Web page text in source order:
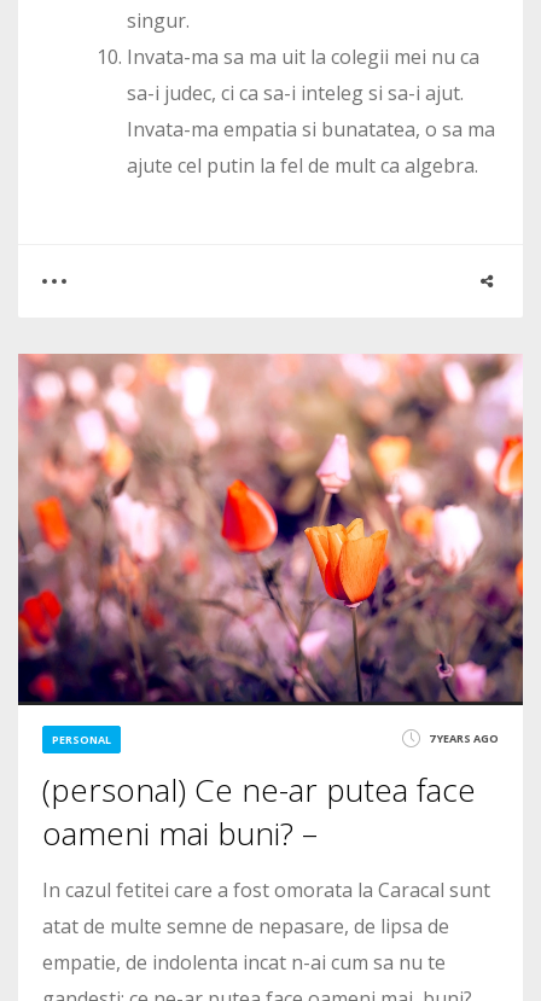
singur.
Invata-ma sa ma uit la colegii mei nu ca
sa-i judec, ci ca sa-i inteleg si sa-i ajut.
Invata-ma empatia si bunatatea, o sa ma
ajute cel putin la fel de mult ca algebra.
1
5932
PERSONAL 7 YEARS AGO
(personal) Ce ne-ar putea face
oameni mai buni? –
In cazul fetitei care a fost omorata la Caracal sunt
atat de multe semne de nepasare, de lipsa de
empatie, de indolenta incat n-ai cum sa nu te